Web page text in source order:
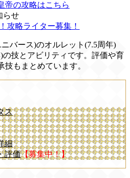
帝の攻略はこちら
らせ
攻略ライター募集！
バース)のオルレット(7.5周年)
の技とアビリティです。評価や育
もまとめています。
ス
細
評価【募集中！】